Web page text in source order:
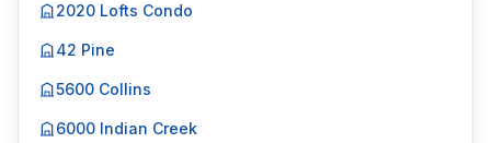
2020 Lofts Condo
42 Pine
5600 Collins
6000 Indian Creek